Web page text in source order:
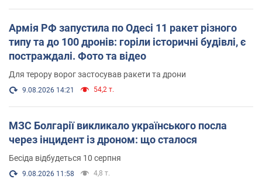
Армія РФ запустила по Одесі 11 ракет різного
типу та до 100 дронів: горіли історичні будівлі, є
постраждалі. Фото та відео
Для терору ворог застосував ракети та дрони
9.08.2026 14:21 54,2 т.
МЗС Болгарії викликало українського посла
через інцидент із дроном: що сталося
Бесіда відбудеться 10 серпня
9.08.2026 11:58 4,8 т.